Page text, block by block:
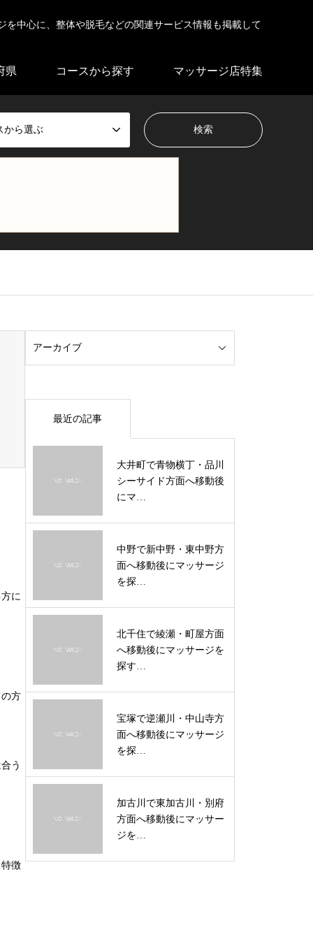
中心に、整体や脱毛などの関連サービス情報も掲載して
県 コースから探す マッサージ店特集
から選ぶ
に
方
う
徴
最近の記事
大井町で青物横丁・品川
シーサイド方面へ移動後
にマ…
中野で新中野・東中野方
面へ移動後にマッサージ
を探…
北千住で綾瀬・町屋方面
へ移動後にマッサージを
探す…
宝塚で逆瀬川・中山寺方
面へ移動後にマッサージ
を探…
加古川で東加古川・別府
方面へ移動後にマッサー
ジを…